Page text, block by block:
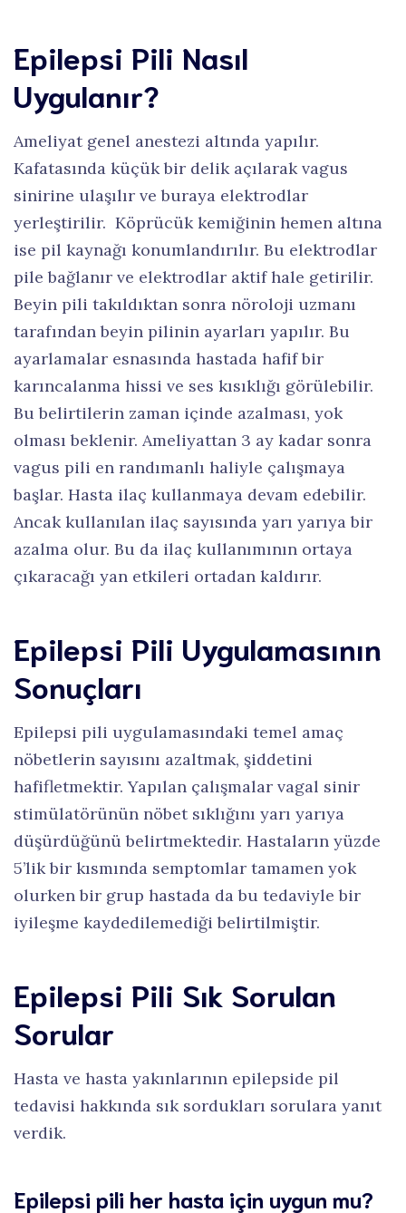
Epilepsi Pili Nasıl
Uygulanır?
Ameliyat genel anestezi altında yapılır.
Kafatasında küçük bir delik açılarak vagus
sinirine ulaşılır ve buraya elektrodlar
yerleştirilir. Köprücük kemiğinin hemen altına
ise pil kaynağı konumlandırılır. Bu elektrodlar
pile bağlanır ve elektrodlar aktif hale getirilir.
Beyin pili takıldıktan sonra nöroloji uzmanı
tarafından beyin pilinin ayarları yapılır. Bu
ayarlamalar esnasında hastada hafif bir
karıncalanma hissi ve ses kısıklığı görülebilir.
Bu belirtilerin zaman içinde azalması, yok
olması beklenir. Ameliyattan 3 ay kadar sonra
vagus pili en randımanlı haliyle çalışmaya
başlar. Hasta ilaç kullanmaya devam edebilir.
Ancak kullanılan ilaç sayısında yarı yarıya bir
azalma olur. Bu da ilaç kullanımının ortaya
çıkaracağı yan etkileri ortadan kaldırır.
Epilepsi Pili Uygulamasının
Sonuçları
Epilepsi pili uygulamasındaki temel amaç
nöbetlerin sayısını azaltmak, şiddetini
hafifletmektir. Yapılan çalışmalar vagal sinir
stimülatörünün nöbet sıklığını yarı yarıya
düşürdüğünü belirtmektedir. Hastaların yüzde
5’lik bir kısmında semptomlar tamamen yok
olurken bir grup hastada da bu tedaviyle bir
iyileşme kaydedilemediği belirtilmiştir.
Epilepsi Pili Sık Sorulan
Sorular
Hasta ve hasta yakınlarının epilepside pil
tedavisi hakkında sık sordukları sorulara yanıt
verdik.
Epilepsi pili her hasta için uygun mu?